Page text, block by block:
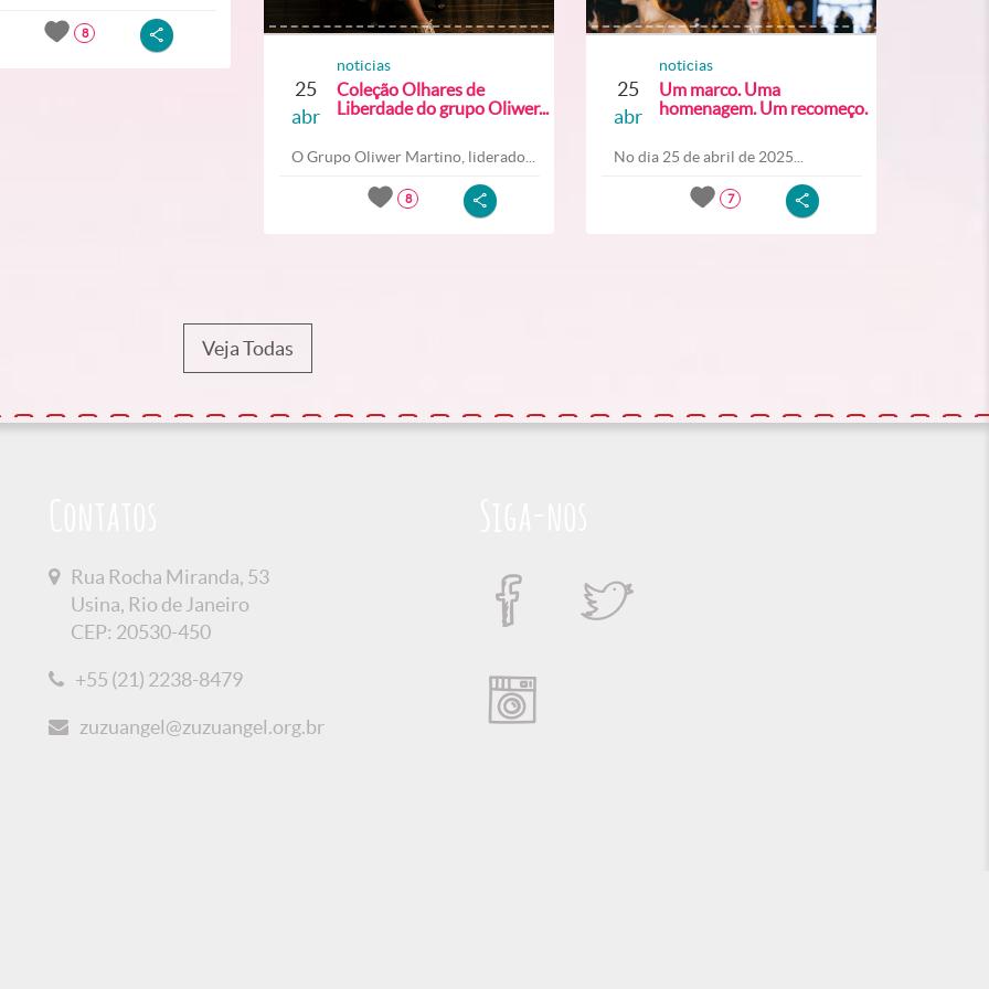
8
25
abr
noticias
Coleção Olhares de
Liberdade do grupo Oliwer...
O Grupo Oliwer Martino, liderado...
8
25
abr
noticias
Um marco. Uma
homenagem. Um recomeço.
No dia 25 de abril de 2025...
7
Veja Todas
Rua Rocha Miranda, 53
Usina, Rio de Janeiro
CEP: 20530-450
+55 (21) 2238-8479
zuzuangel@zuzuangel.org.br